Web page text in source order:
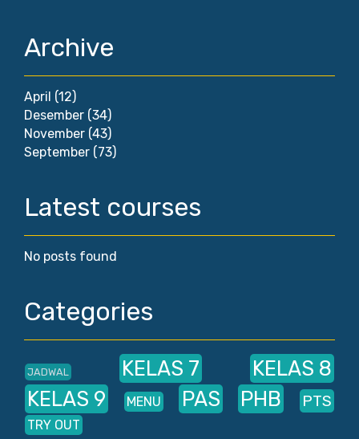
Archive
April (12)
Desember (34)
November (43)
September (73)
Latest courses
No posts found
Categories
JADWAL KELAS 7
KELAS 8
KELAS 9
MENU PAS PHB PTS
TRY OUT